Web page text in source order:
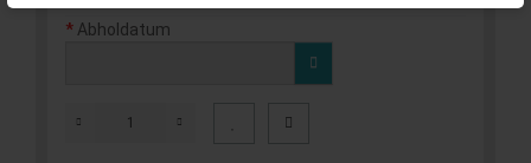
Abholdatum